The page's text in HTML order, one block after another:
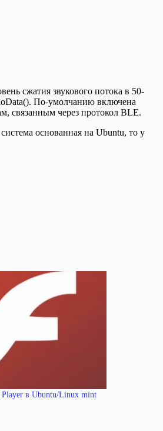
сжатия звукового потока в 50-
По-умолчанию включена
связанным через протокол BLE.
основанная на Ubuntu, то у
Player в Ubuntu/Linux mint